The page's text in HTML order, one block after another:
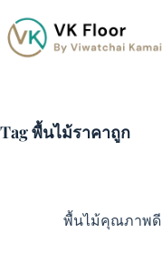
Tagพื้นไม้ราคาถูก
พื้นไม้คุณภาพดี